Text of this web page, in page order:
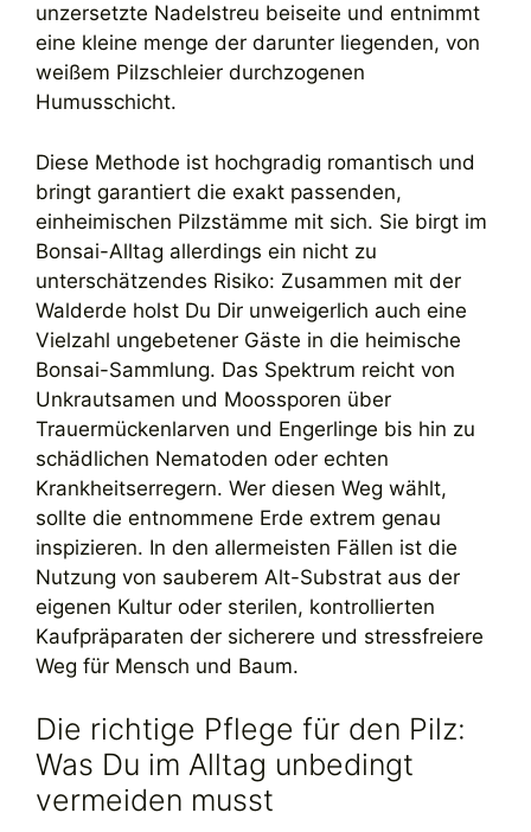
unzersetzte Nadelstreu beiseite und entnimmt
eine kleine menge der darunter liegenden, von
weißem Pilzschleier durchzogenen
Humusschicht.
Diese Methode ist hochgradig romantisch und
bringt garantiert die exakt passenden,
einheimischen Pilzstämme mit sich. Sie birgt im
Bonsai-Alltag allerdings ein nicht zu
unterschätzendes Risiko: Zusammen mit der
Walderde holst Du Dir unweigerlich auch eine
Vielzahl ungebetener Gäste in die heimische
Bonsai-Sammlung. Das Spektrum reicht von
Unkrautsamen und Moossporen über
Trauermückenlarven und Engerlinge bis hin zu
schädlichen Nematoden oder echten
Krankheitserregern. Wer diesen Weg wählt,
sollte die entnommene Erde extrem genau
inspizieren. In den allermeisten Fällen ist die
Nutzung von sauberem Alt-Substrat aus der
eigenen Kultur oder sterilen, kontrollierten
Kaufpräparaten der sicherere und stressfreiere
Weg für Mensch und Baum.
Die richtige Pflege für den Pilz:
Was Du im Alltag unbedingt
vermeiden musst